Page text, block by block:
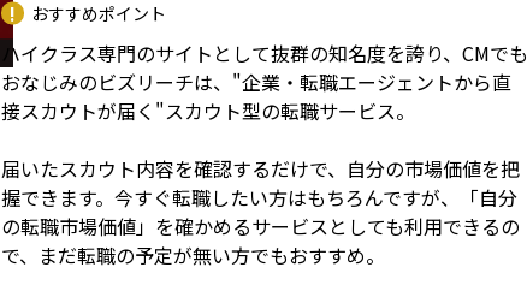
おすすめポイント
ハイクラス専門のサイトとして抜群の知名度を誇り、CMでも
おなじみのビズリーチは、"企業・転職エージェントから直
接スカウトが届く"スカウト型の転職サービス。
届いたスカウト内容を確認するだけで、自分の市場価値を把
握できます。今すぐ転職したい方はもちろんですが、「自分
の転職市場価値」を確かめるサービスとしても利用できるの
で、まだ転職の予定が無い方でもおすすめ。